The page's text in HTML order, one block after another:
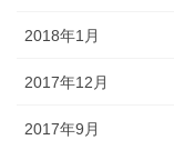
2018年1月
2017年12月
2017年9月